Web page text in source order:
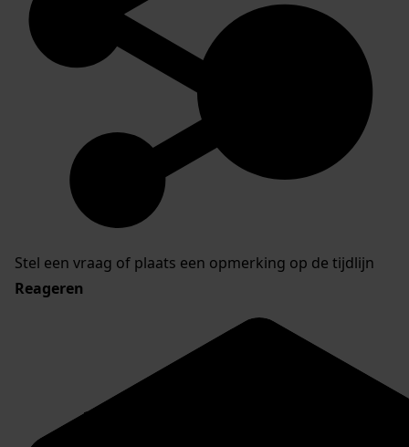
Stel een vraag of plaats een opmerking op de tijdlijn
Reageren